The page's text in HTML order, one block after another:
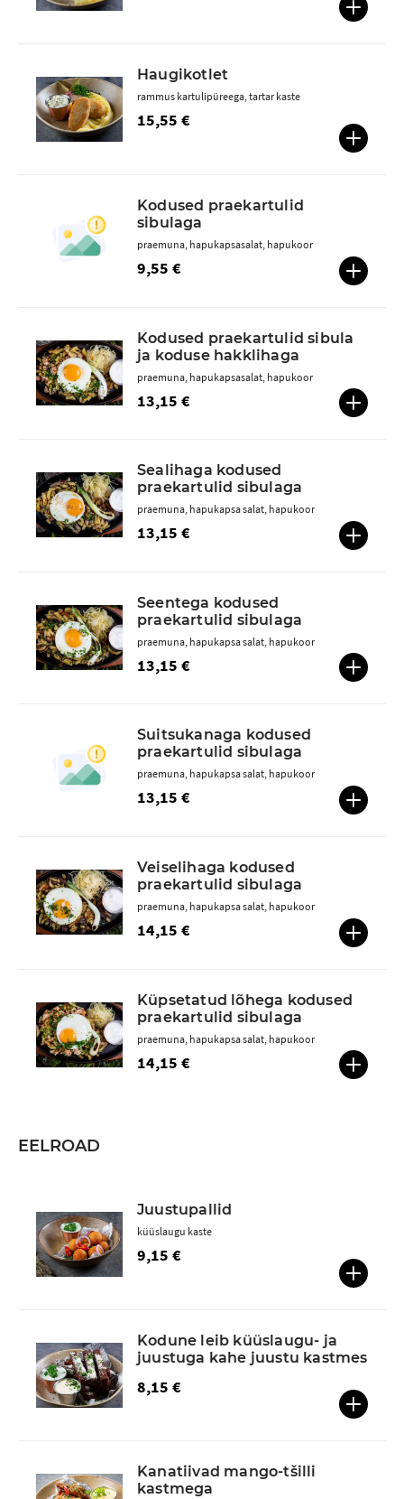
Haugikotlet
15,55 €
rammus kartulipüreega, tartar kaste
Kodused praekartulid
sibulaga
9,55 €
praemuna, hapukapsasalat, hapukoor
Kodused praekartulid sibula
ja koduse hakklihaga
13,15 €
praemuna, hapukapsasalat, hapukoor
Sealihaga kodused
praekartulid sibulaga
13,15 €
praemuna, hapukapsa salat, hapukoor
Seentega kodused
praekartulid sibulaga
13,15 €
praemuna, hapukapsa salat, hapukoor
Suitsukanaga kodused
praekartulid sibulaga
13,15 €
praemuna, hapukapsa salat, hapukoor
Veiselihaga kodused
praekartulid sibulaga
14,15 €
praemuna, hapukapsa salat, hapukoor
Küpsetatud lõhega kodused
praekartulid sibulaga
14,15 €
praemuna, hapukapsa salat, hapukoor
EELROAD
Juustupallid
9,15 €
küüslaugu kaste
Kodune leib küüslaugu- ja
juustuga kahe juustu kastmes
8,15 €
Kanatiivad mango-tšilli
kastmega